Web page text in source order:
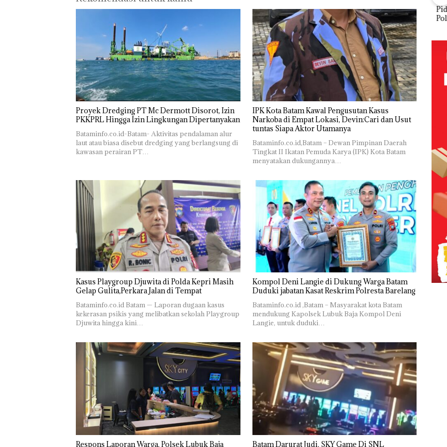
Proyek Dredging PT Mc Dermott Disorot, Izin
PKKPRL Hingga Izin Lingkungan Dipertanyakan
Bataminfo.co.id-Batam- Aktivitas pendalaman alur
laut atau biasa disebut dredging yang berlangsung di
kawasan perairan PT…
IPK Kota Batam Kawal Pengusutan Kasus
Narkoba di Empat Lokasi, Devin:Cari dan Usut
tuntas Siapa Aktor Utamanya
Bataminfo.co.id,Batam – Dewan Pimpinan Daerah
Tingkat II Ikatan Pemuda Karya (IPK) Kota Batam
menyatakan dukungannya…
Kasus Playgroup Djuwita di Polda Kepri Masih
Gelap Gulita,Perkara Jalan di Tempat
Bataminfo.co.id Batam — Laporan dugaan kasus
kekerasan psikis yang melibatkan sekolah Playgroup
Djuwita hingga kini…
Kompol Deni Langie di Dukung Warga Batam
Duduki jabatan Kasat Reskrim Polresta Barelang
Bataminfo.co.id ,Batam – Masyarakat kota Batam
mendukung Kapolsek Lubuk Baja Kompol Deni
Langie, untuk duduki…
Respons Laporan Warga, Polsek Lubuk Baja Batam Darurat Judi, SKY Game Di SNL
Pidana,
Lubuk Baja
Hentikan
Penyelidikan
Laporan
Anak Dibawa
Tanpa Izin:
Murni
Sengketa
Hak Asuh!
Winner”,
Melesat
Kibarkan
Merah Putih
Dua Kali di
Thailand
UMRAH:
Sedimentasi
Dibuktikan
Secara
Ilmiah,
Jangan
Sampai
Bertentangan
dengan
Konservasi
Tahun
‘Bodong’
Tapi Cuma
Ditegur, LBH
Desak
Sekolah
Djuwita
Batam
Segera
Ditutup!
Wholesale
Network
Catat
Pertumbuha
n Pendapatan
Sebesar
12,7% Secara
Tahunan
Pengerukan
PT
McDermott
Indonesia,
KSOP
Khusus
Batam
Tegaskan
Perizinan
Ada di BP
Batam